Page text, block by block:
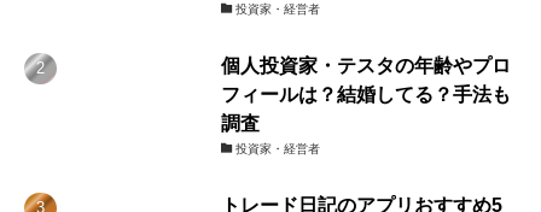
投資家・経営者
個人投資家・テスタの年齢やプロ
フィールは？結婚してる？手法も
調査
投資家・経営者
トレード日記のアプリおすすめ5